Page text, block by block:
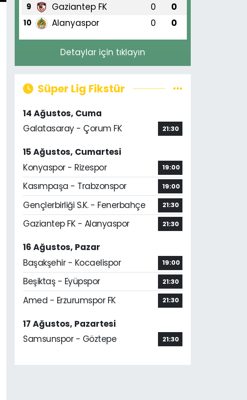
9 Gaziantep FK 0 0
10 Alanyaspor 0 0
Detaylar için tıklayın
Süper Lig Fikstür
14 Ağustos, Cuma
Galatasaray - Çorum FK
21:30
15 Ağustos, Cumartesi
Konyaspor - Rizespor
19:00
Kasımpaşa - Trabzonspor 19:00
Gençlerbirliği S.K. - Fenerbahçe 21:30
Gaziantep FK - Alanyaspor 21:30
16 Ağustos, Pazar
Başakşehir - Kocaelispor
19:00
Beşiktaş - Eyüpspor 21:30
Amed - Erzurumspor FK 21:30
17 Ağustos, Pazartesi
Samsunspor - Göztepe
21:30